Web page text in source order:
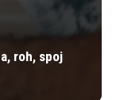
roh, spoj